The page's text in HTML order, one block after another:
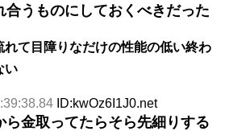
合うものにしておくべきだった
て目障りなだけの性能の低い終わ
い
ID:kwOz6I1J0.net
ら金取ってたらそら先細りする